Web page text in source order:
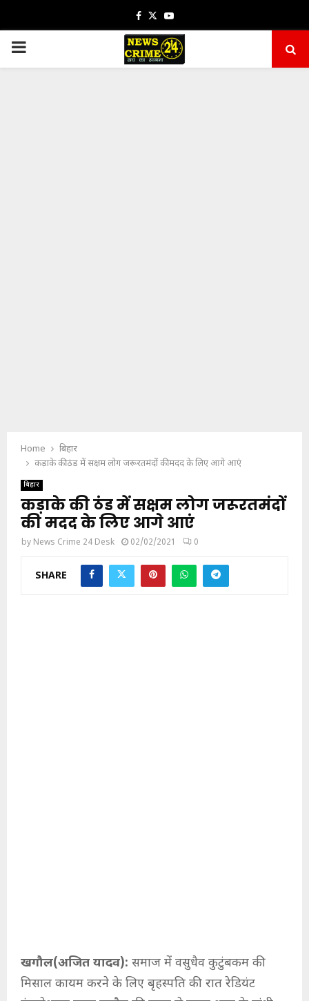
Facebook
TwitterYoutube
PRIMARY
Home
बिहार
कड़ाके की ठंड में सक्षम लोग जरूरतमंदों की मदद के लिए आगे आएं
बिहार
कड़ाके की ठंड में सक्षम लोग जरूरतमंदों
की मदद के लिए आगे आएं
by News Crime 24 Desk 02/02/2021 0
SHARE
खगौल(अजित यादव): समाज में वसुधैव कुटुंबकम की
मिसाल कायम करने के लिए बृहस्पति की रात रेडियंट